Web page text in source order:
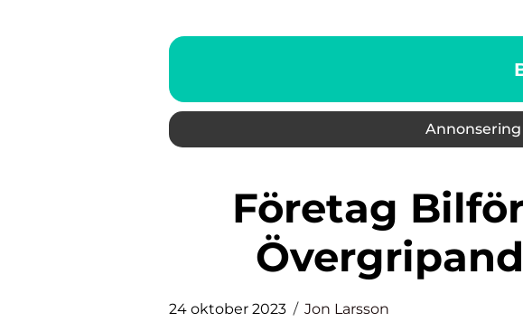
Annonsering
Företag Bilförsäkring: En
24 oktober 2023 Jon Larsson